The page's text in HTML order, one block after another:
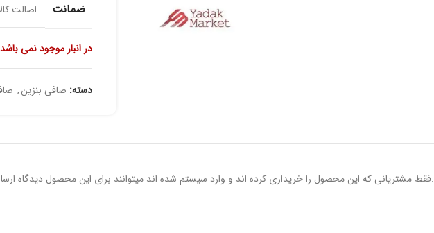
ضمانت اصالت
در انبار موجود نمی باشد
دسته: صافی بنزین,
.فقط مشتریانی که این محصول را خریداری کرده اند و وارد سیستم شده اند میتوانند برای این محصول دیدگاه